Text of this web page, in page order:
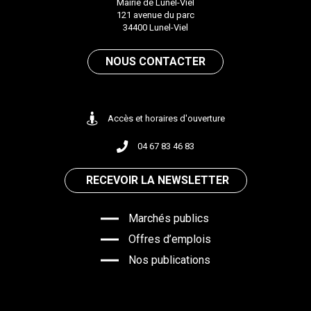
Mairie de Lunel-Viel
121 avenue du parc
34400 Lunel-Viel
NOUS CONTACTER
Accès et horaires d'ouverture
04 67 83 46 83
RECEVOIR LA NEWSLETTER
Marchés publics
Offres d’emplois
Nos publications